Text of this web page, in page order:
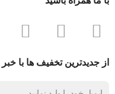
از جدیدترین تخفیف ها با